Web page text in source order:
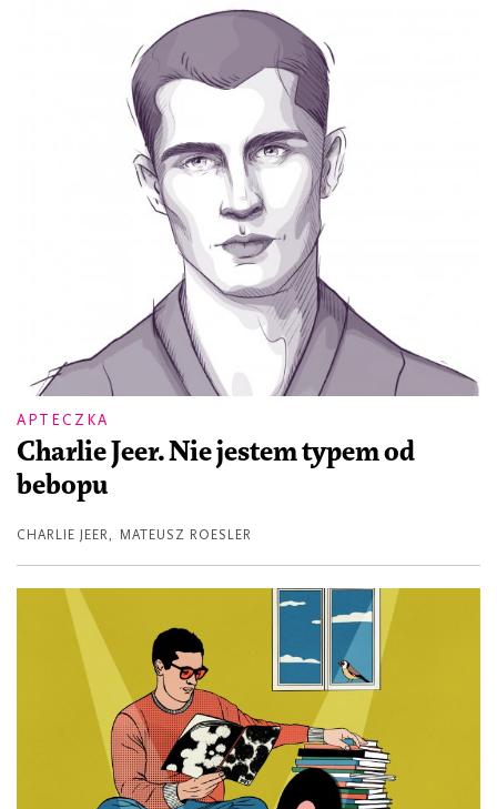
APTECZKA
Charlie Jeer. Nie jestem typem od
bebopu
CHARLIE JEER, MATEUSZ ROESLER